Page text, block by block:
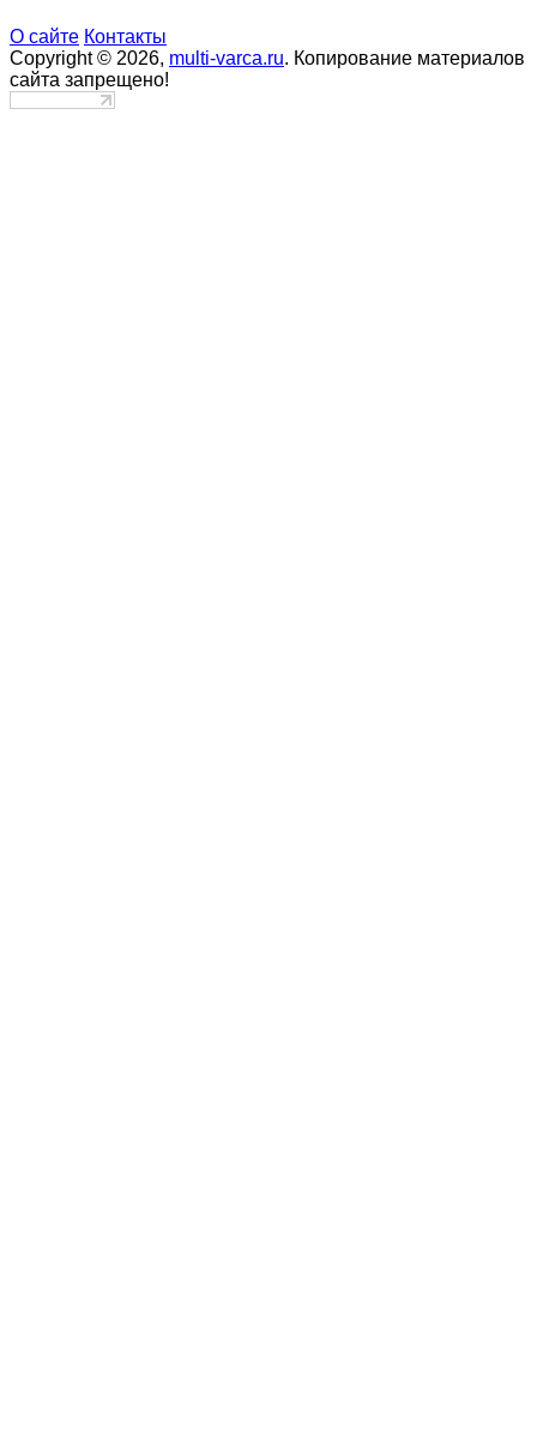
О сайте Контакты
Copyright © 2026, multi-varca.ru. Копирование материалов
сайта запрещено!